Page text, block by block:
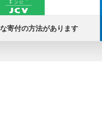
寄付の方法があります